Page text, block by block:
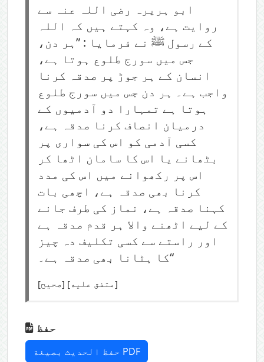
ابو ہریرہ رضی اللہ عنہ سے
روایت ہے، وہ کہتے ہیں کہ اللہ
کے رسول ﷺ نے فرمایا : ”ہر دن،
جس میں سورج طلوع ہوتا ہے،
انسان کے ہر جوڑ پر صدقہ کرنا
واجب ہے۔ ہر دن جس میں سورج طلوع
ہوتا ہے تمہارا دو آدمیوں کے
درمیان انصاف کرنا صدقہ ہے،
کسی آدمی کو اس کی سواری پر
بٹھانے یا اس کا سامان اٹھا کر
اس پر رکھوانے میں اس کی مدد
کرنا بھی صدقہ ہے، اچھی بات
کہنا صدقہ ہے، نماز کی طرف جانے
کے لیے اٹھنے والا ہر قدم صدقہ ہے
اور راستے سے کسی تکلیف دہ چیز
کا ہٹانا بھی صدقہ ہے۔“
[صحيح] [متفق عليه]
حفظ
حفظ الحديث بصيغة PDF